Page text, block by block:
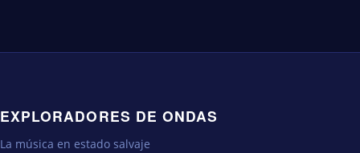
EXPLORADORES DE ONDAS
La música en estado salvaje